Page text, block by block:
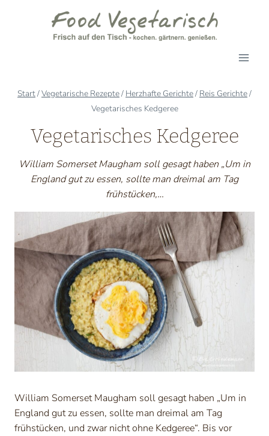
Start/Vegetarische Rezepte/ Herzhafte Gerichte/ Reis Gerichte/
Vegetarisches Kedgeree
Vegetarisches Kedgeree
William Somerset Maugham soll gesagt haben „Um in
England gut zu essen, sollte man dreimal am Tag
frühstücken,…
William Somerset Maugham soll gesagt haben „Um in
England gut zu essen, sollte man dreimal am Tag
frühstücken, und zwar nicht ohne Kedgeree“. Bis vor